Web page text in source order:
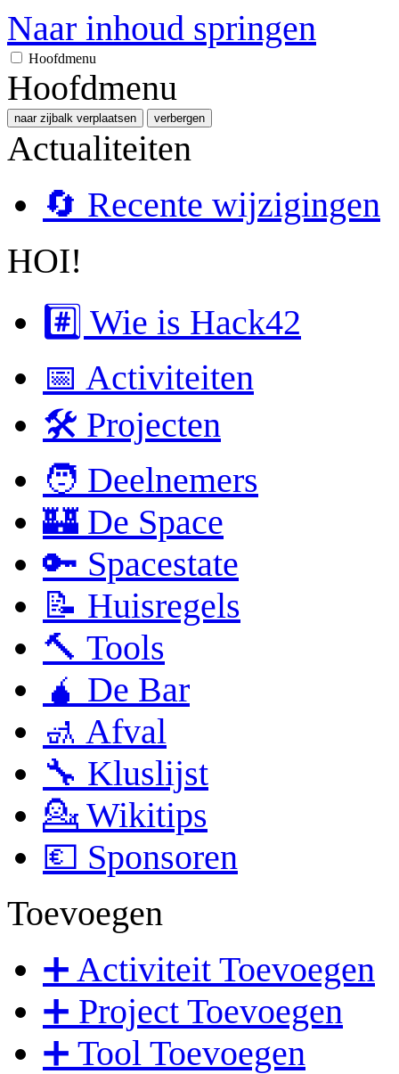
Naar inhoud springen
Hoofdmenu
Hoofdmenu
naar zijbalk verplaatsen verbergen
Actualiteiten
🔄 Recente wijzigingen
HOI!
#️⃣ Wie is Hack42
📅 Activiteiten
🛠 Projecten
🧑 Deelnemers
🏰 De Space
🔑 Spacestate
📝 Huisregels
🔨 Tools
🧉 De Bar
🚮 Afval
🔧 Kluslijst
💁 Wikitips
💶 Sponsoren
Toevoegen
➕ Activiteit Toevoegen
➕ Project Toevoegen
➕ Tool Toevoegen